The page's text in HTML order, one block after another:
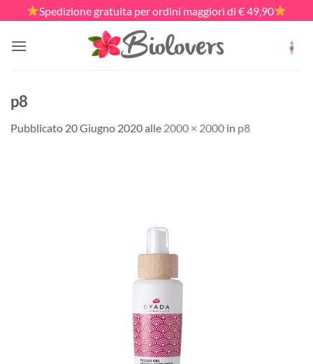
ai
contenuti
Spedizione gratuita per ordini maggiori di € 49,90
p8
Pubblicato 20 Giugno 2020alle 2000 × 2000 in p8